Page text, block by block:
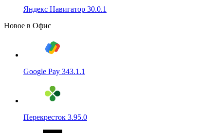
Яндекс Навигатор 30.0.1
Новое в Офис
Google Pay 343.1.1
Перекресток 3.95.0